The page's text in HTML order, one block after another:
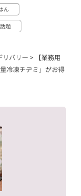
ん
話題
リバリー > 【業務用
冷凍チヂミ」がお得